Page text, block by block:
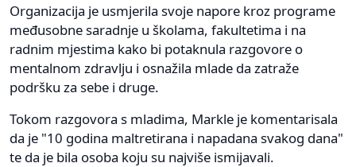
Organizacija je usmjerila svoje napore kroz programe
međusobne saradnje u školama, fakultetima i na
radnim mjestima kako bi potaknula razgovore o
mentalnom zdravlju i osnažila mlade da zatraže
podršku za sebe i druge.
Tokom razgovora s mladima, Markle je komentarisala
da je "10 godina maltretirana i napadana svakog dana"
te da je bila osoba koju su najviše ismijavali.